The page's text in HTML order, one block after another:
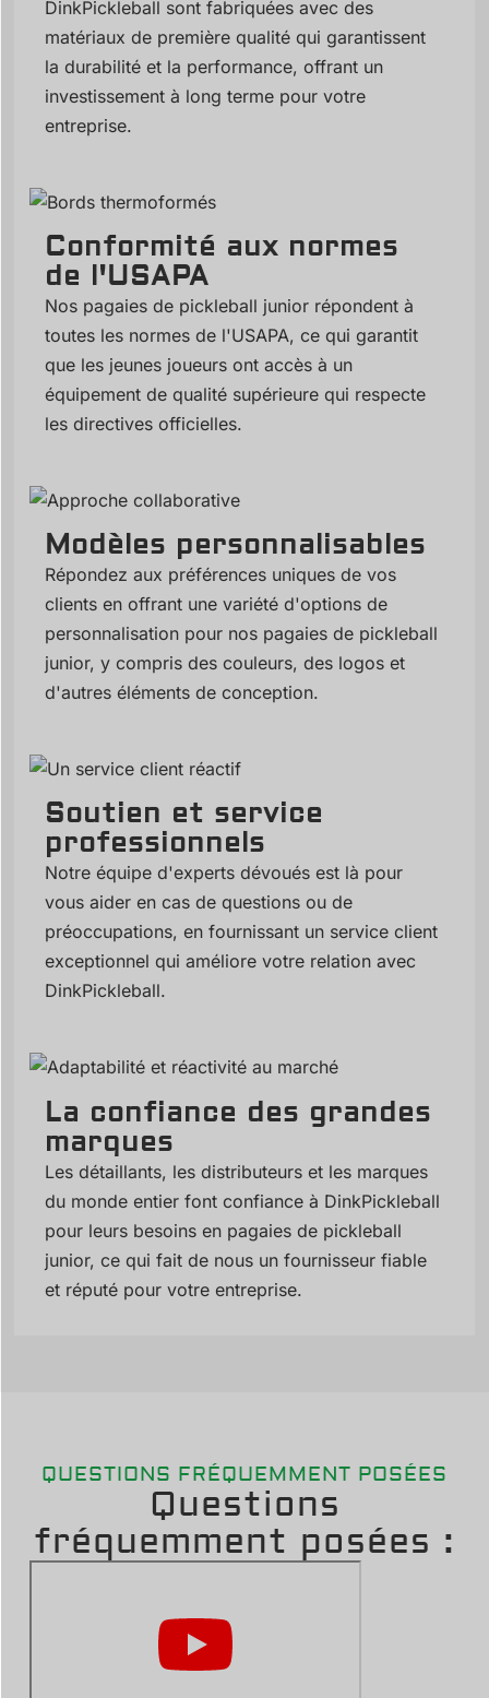
DinkPickleball sont fabriquées avec des
matériaux de première qualité qui garantissent
la durabilité et la performance, offrant un
investissement à long terme pour votre
entreprise.
Conformité aux normes
de l'USAPA
Nos pagaies de pickleball junior répondent à
toutes les normes de l'USAPA, ce qui garantit
que les jeunes joueurs ont accès à un
équipement de qualité supérieure qui respecte
les directives officielles.
Modèles personnalisables
Répondez aux préférences uniques de vos
clients en offrant une variété d'options de
personnalisation pour nos pagaies de pickleball
junior, y compris des couleurs, des logos et
d'autres éléments de conception.
Soutien et service
professionnels
Notre équipe d'experts dévoués est là pour
vous aider en cas de questions ou de
préoccupations, en fournissant un service client
exceptionnel qui améliore votre relation avec
DinkPickleball.
La confiance des grandes
marques
Les détaillants, les distributeurs et les marques
du monde entier font confiance à DinkPickleball
pour leurs besoins en pagaies de pickleball
junior, ce qui fait de nous un fournisseur fiable
et réputé pour votre entreprise.
QUESTIONS FRÉQUEMMENT POSÉES
Questions
fréquemment posées :